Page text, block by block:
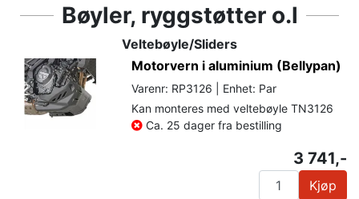
Bøyler, ryggstøtter o.l
Veltebøyle/Sliders
Motorvern i aluminium (Bellypan)
Varenr: RP3126 | Enhet: Par
Kan monteres med veltebøyle TN3126
Ca. 25 dager fra bestilling
3 741,-
Kjøp